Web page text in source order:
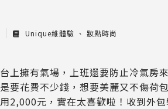
Unique維體驗 妝點時尚
上擁有氣場，上班還要防止冷氣房
要花費不少錢，想要美麗又不傷荷
2,000元，實在太喜歡啦！收到外